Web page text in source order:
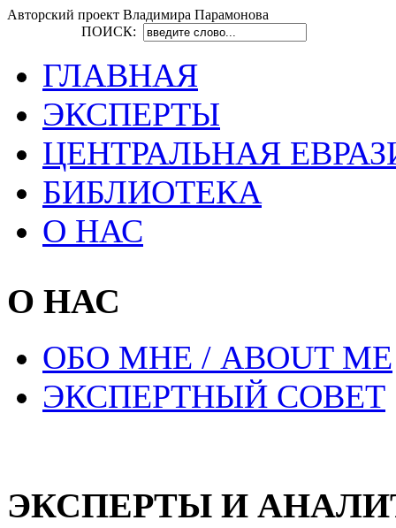
Авторский проект Владимира Парамонова
ПОИСК:
ГЛАВНАЯ
ЭКСПЕРТЫ
ЦЕНТРАЛЬНАЯ
БИБЛИОТЕКА
О НАС
О НАС
ОБО МНЕ / ABOUT ME
ЭКСПЕРТНЫЙ СОВЕТ
ЭКСПЕРТЫ И